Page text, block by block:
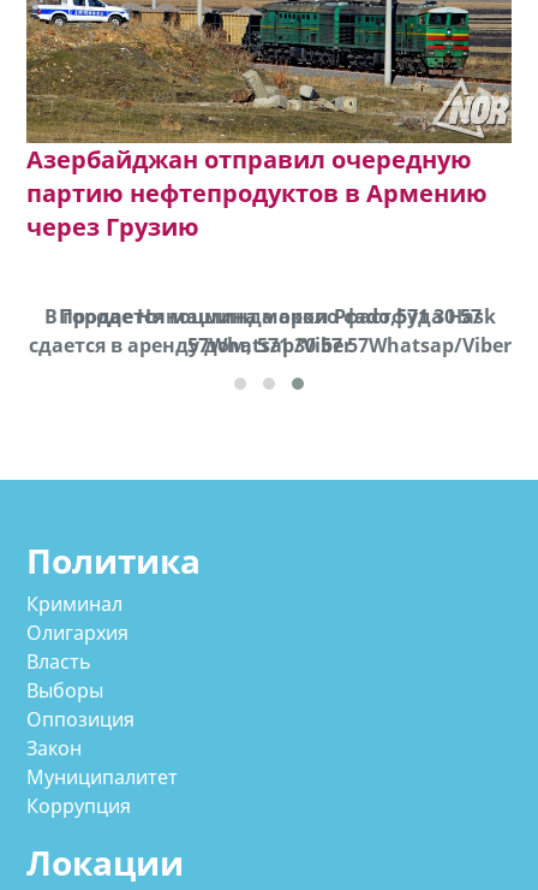
Азербайджан отправил очередную
партию нефтепродуктов в Армению
через Грузию
В городе Ниноцминда около фастфуда Hask
cдается в аренду дом, 571 30 57 57Whatsap/Viber
Продается машина марки Prado,571 30 57
57Whatsap/Viber
Политика
Криминал
Олигархия
Власть
Выборы
Оппозиция
Закон
Муниципалитет
Коррупция
Локации